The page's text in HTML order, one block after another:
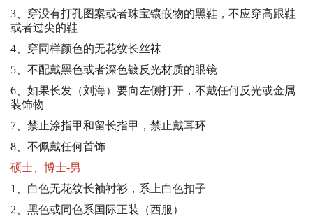
3、穿没有打孔图案或者珠宝镶嵌物的黑鞋，不应穿高跟鞋
或者过尖的鞋
4、穿同样颜色的无花纹长丝袜
5、不配戴黑色或者深色镀反光材质的眼镜
6、如果长发（刘海）要向左侧打开，不戴任何反光或金属
装饰物
7、禁止涂指甲和留长指甲，禁止戴耳环
8、不佩戴任何首饰
硕士、博士-男
1、白色无花纹长袖衬衫，系上白色扣子
2、黑色或同色系国际正装（西服）